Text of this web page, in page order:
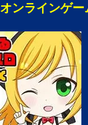
オンラインゲー